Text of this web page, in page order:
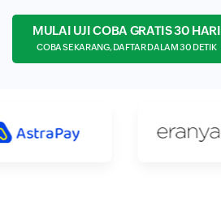
MULAI UJI COBA GRATIS 30 HARI
COBA SEKARANG, DAFTAR DALAM 30 DETIK